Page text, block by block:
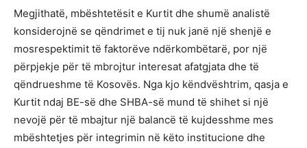
Megjithatë, mbështetësit e Kurtit dhe shumë analistë
konsiderojnë se qëndrimet e tij nuk janë një shenjë e
mosrespektimit të faktorëve ndërkombëtarë, por një
përpjekje për të mbrojtur interesat afatgjata dhe të
qëndrueshme të Kosovës. Nga kjo këndvështrim, qasja e
Kurtit ndaj BE-së dhe SHBA-së mund të shihet si një
nevojë për të mbajtur një balancë të kujdesshme mes
mbështetjes për integrimin në këto institucione dhe